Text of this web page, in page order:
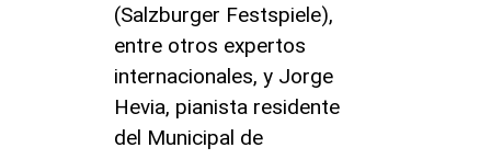
(Salzburger Festspiele),
entre otros expertos
internacionales, y Jorge
Hevia, pianista residente
del Municipal de